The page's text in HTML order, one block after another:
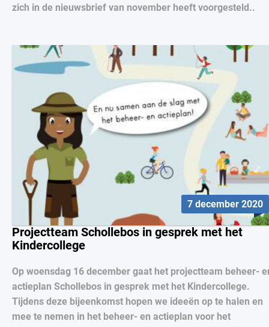
zich in de nieuwsbrief van november heeft voorgesteld..
7 december 2020
Projectteam Schollebos in gesprek met het
Kindercollege
Op woensdag 16 december gaat het projectteam beheer-
actieplan Schollebos in gesprek met het Kindercollege.
Tijdens deze bijeenkomst hopen we ideeën op te halen en
mee te nemen in het beheer- en actieplan voor het